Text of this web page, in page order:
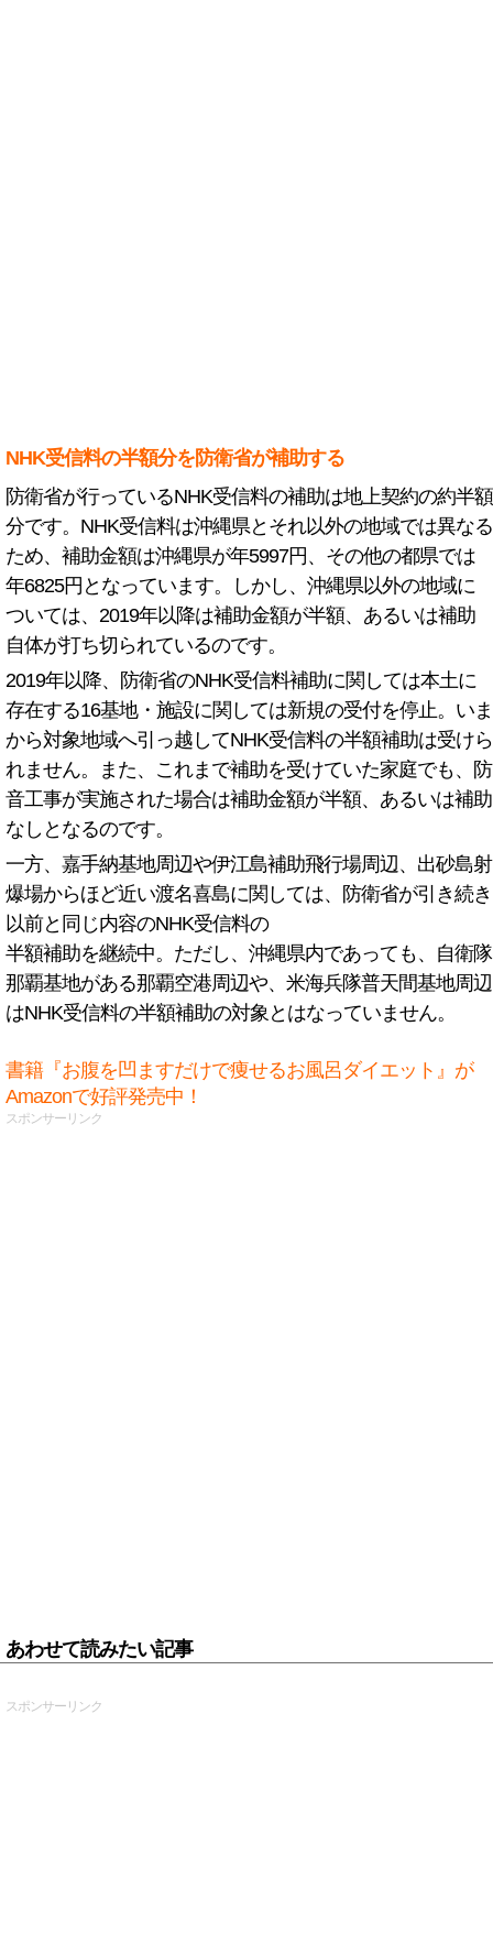
NHK受信料の半額分を防衛省が補助する
防衛省が行っているNHK受信料の補助は地上契約の約半額
分です。NHK受信料は沖縄県とそれ以外の地域では異なる
ため、補助金額は沖縄県が年5997円、その他の都県では
年6825円となっています。しかし、沖縄県以外の地域に
ついては、2019年以降は補助金額が半額、あるいは補助
自体が打ち切られているのです。
2019年以降、防衛省のNHK受信料補助に関しては本土に
存在する16基地・施設に関しては新規の受付を停止。いま
から対象地域へ引っ越してNHK受信料の半額補助は受けら
れません。また、これまで補助を受けていた家庭でも、防
音工事が実施された場合は補助金額が半額、あるいは補助
なしとなるのです。
一方、嘉手納基地周辺や伊江島補助飛行場周辺、出砂島射
爆場からほど近い渡名喜島に関しては、防衛省が引き続き
以前と同じ内容のNHK受信料の
半額補助を継続中。ただし、沖縄県内であっても、自衛隊
那覇基地がある那覇空港周辺や、米海兵隊普天間基地周辺
はNHK受信料の半額補助の対象とはなっていません。
書籍『お腹を凹ますだけで痩せるお風呂ダイエット』が
Amazonで好評発売中！
スポンサーリンク
あわせて読みたい記事
スポンサーリンク